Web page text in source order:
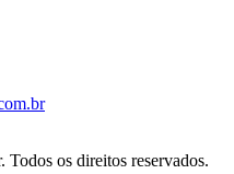
. Todos os direitos reservados.